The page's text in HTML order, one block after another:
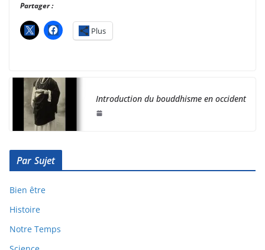
Partager :
Plus
Introduction du bouddhisme en occident
Par Sujet
Bien être
Histoire
Notre Temps